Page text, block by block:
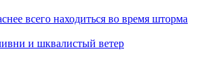
всего находиться во время шторма
и шквалистый ветер